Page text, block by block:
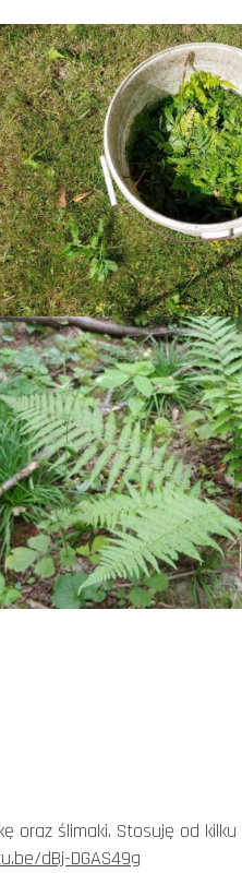
oraz ślimaki. Stosuję od
dBj-DGAS49g